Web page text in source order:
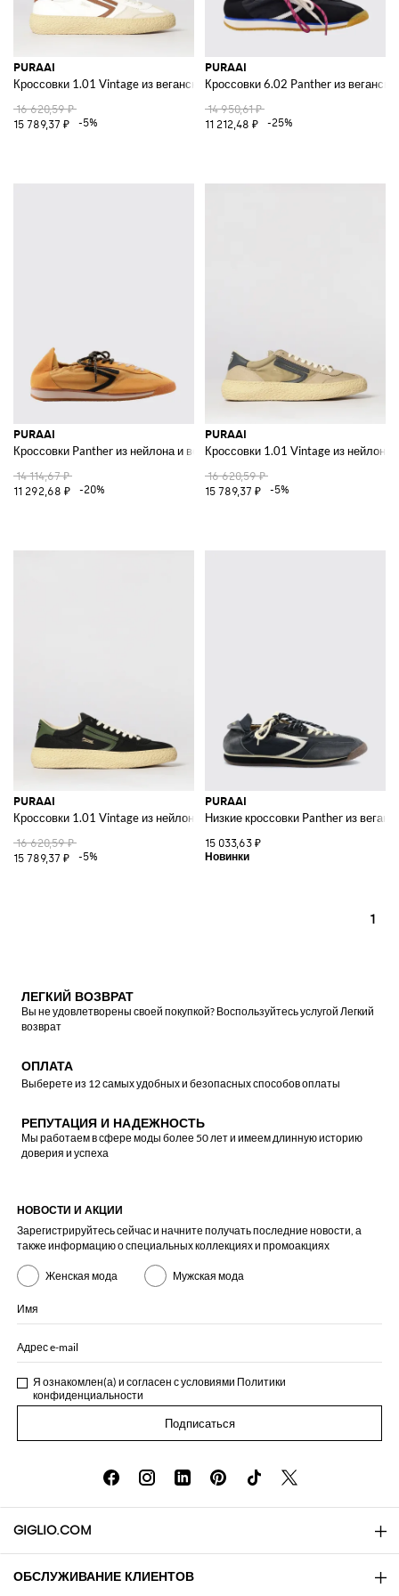
PURAAI
Кроссовки 1.01 Vintage из веганской кожи
16 620,59 ₽
15 789,37 ₽
-5%
PURAAI
Кроссовки 6.02 Panther из
14 950,61 ₽
11 212,48 ₽
-25%
PURAAI
Кроссовки Panther из нейлона и веганской кожи
14 114,67 ₽
11 292,68 ₽
-20%
PURAAI
Кроссовки 1.01 Vintage из нейлона
16 620,59 ₽
15 789,37 ₽
-5%
PURAAI
Кроссовки 1.01 Vintage из нейлона и веганской кожи
16 620,59 ₽
15 789,37 ₽
-5%
PURAAI
Низкие кроссовки Panther из
15 033,63 ₽
1
ЛЕГКИЙ ВОЗВРАТ
Вы не удовлетворены своей покупкой? Воспользуйтесь услугой Легкий
возврат
ОПЛАТА
Выберете из 12 самых удобных и безопасных способов оплаты
РЕПУТАЦИЯ И НАДЕЖНОСТЬ
Мы работаем в сфере моды более 50 лет и имеем длинную историю
доверия и успеха
НОВОСТИ И АКЦИИ
Зарегистрируйтесь сейчас и начните получать последние новости, а
также информацию о специальных коллекциях и промоакциях
Женская мода Мужская мода
Имя
Адрес e-mail
Я ознакомлен(а) и согласен с условиями Политики
конфиденциальности
Подписаться
GIGLIO.COM
About
ОБСЛУЖИВАНИЕ КЛИЕНТОВ